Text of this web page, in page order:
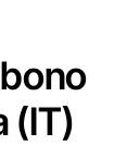
(IT)